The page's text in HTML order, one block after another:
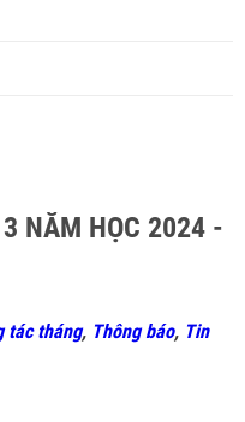
NĂM HỌC 2024 -
tác tháng, Thông báo, Tin